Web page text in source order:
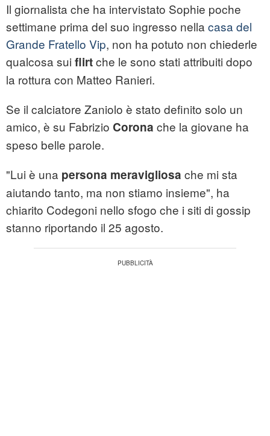
Il giornalista che ha intervistato Sophie poche
settimane prima del suo ingresso nella casa del
Grande Fratello Vip, non ha potuto non chiederle
qualcosa sui flirtche le sono stati attribuiti dopo
la rottura con Matteo Ranieri.
Se il calciatore Zaniolo è stato definito solo un
amico, è su Fabrizio Corona che la giovane ha
speso belle parole.
"Lui è una persona meravigliosa che mi sta
aiutando tanto, ma non stiamo insieme", ha
chiarito Codegoni nello sfogo che i siti di gossip
stanno riportando il 25 agosto.